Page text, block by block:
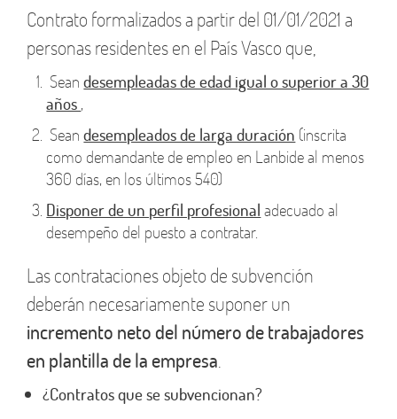
Contrato formalizados a partir del 01/01/2021 a
personas residentes en el País Vasco que,
Seandesempleadas de edad igual o superior a 30
años ,
Seandesempleados de larga duración (inscrita
como demandante de empleo en Lanbide al menos
360 días, en los últimos 540)
Disponer de un perfil profesional adecuado al
desempeño del puesto a contratar.
Las contrataciones objeto de subvención
deberán necesariamente suponer un
incremento neto del número de trabajadores
en plantilla de la empresa
¿Contratos que se subvencionan?